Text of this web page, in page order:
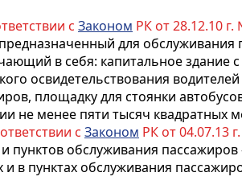
с Законом РК от 28.12.10 г.
для
в себя: капитальное
освидетельствования
площадку для стоянки
не менее пяти тысяч квадратных
с Законом РК от 04.07.13
и пунктов обслуживания
и в пунктах обслуживания